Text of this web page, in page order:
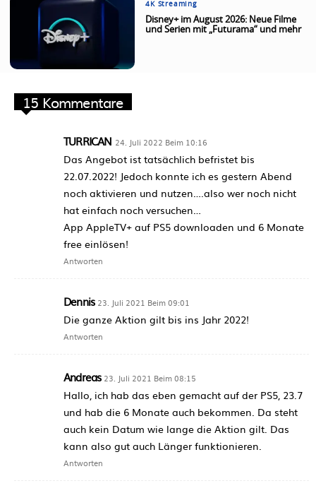
4K Streaming
Disney+ im August 2026: Neue Filme
und Serien mit „Futurama“ und mehr
15 Kommentare
TURRICAN 24. Juli 2022 Beim 10:16
Das Angebot ist tatsächlich befristet bis
22.07.2022! Jedoch konnte ich es gestern Abend
noch aktivieren und nutzen….also wer noch nicht
hat einfach noch versuchen…
App AppleTV+ auf PS5 downloaden und 6 Monate
free einlösen!
Antworten
Dennis 23. Juli 2021 Beim 09:01
Die ganze Aktion gilt bis ins Jahr 2022!
Antworten
Andreas 23. Juli 2021 Beim 08:15
Hallo, ich hab das eben gemacht auf der PS5, 23.7
und hab die 6 Monate auch bekommen. Da steht
auch kein Datum wie lange die Aktion gilt. Das
kann also gut auch Länger funktionieren.
Antworten